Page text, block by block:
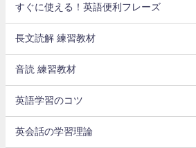
すぐに使える！英語便利フレーズ
長文読解 練習教材
音読 練習教材
英語学習のコツ
英会話の学習理論